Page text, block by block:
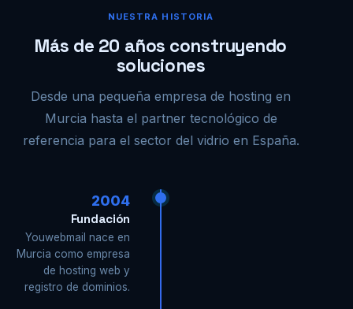
NUESTRA HISTORIA
Más de 20 años construyendo
soluciones
Desde una pequeña empresa de hosting en
Murcia hasta el partner tecnológico de
referencia para el sector del vidrio en España.
2004
Fundación
Youwebmail nace en
Murcia como empresa
de hosting web y
registro de dominios.